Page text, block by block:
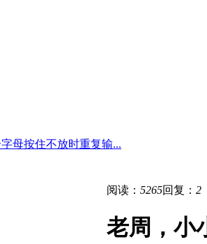
母按住不放时重复输...
阅读： 5265回复： 2
老周，小